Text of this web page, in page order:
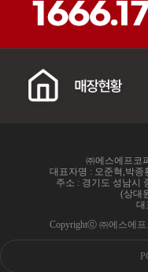
㈜에스에프코
대표자명 : 오준혁,박
주소 : 경기도 성남시
(상대
대
Copyrightⓒ ㈜에스에프